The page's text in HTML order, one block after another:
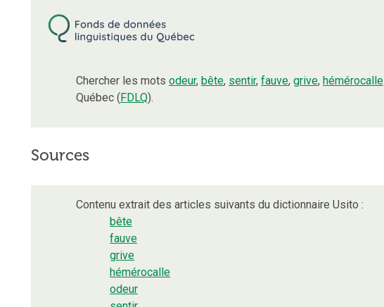
Chercher les mots odeur, bête, sentir, fauve, grive, hémérocalle
Québec (FDLQ).
Sources
Contenu extrait des articles suivants du dictionnaire Usito :
bête
fauve
grive
hémérocalle
odeur